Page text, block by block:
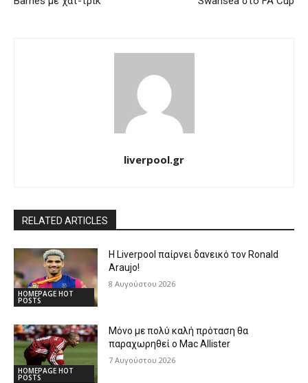
liverpool.gr
RELATED ARTICLES
HOMEPAGE HOT
POSTS
Η Liverpool παίρνει δανεικό τον Ronald
Araujo!
8 Αυγούστου 2026
HOMEPAGE HOT
POSTS
Μόνο με πολύ καλή πρόταση θα
παραχωρηθεί ο Mac Allister
7 Αυγούστου 2026